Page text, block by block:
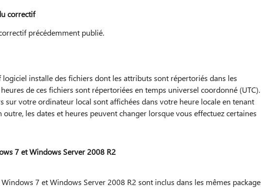
correctif
précédemment publié.
installe des fichiers dont les attributs sont répertoriés dans les
de ces fichiers sont répertoriées en temps universel coordonné (UTC).
sur votre ordinateur local sont affichées dans votre heure locale en tenant
outre, les dates et heures peuvent changer lorsque vous effectuez certaines
7 et Windows Server 2008 R2
7 et Windows Server 2008 R2 sont inclus dans les mêmes